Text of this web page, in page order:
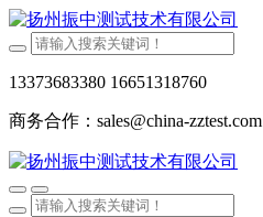
13373683380 16651318760
商务合作：sales@china-zztest.com